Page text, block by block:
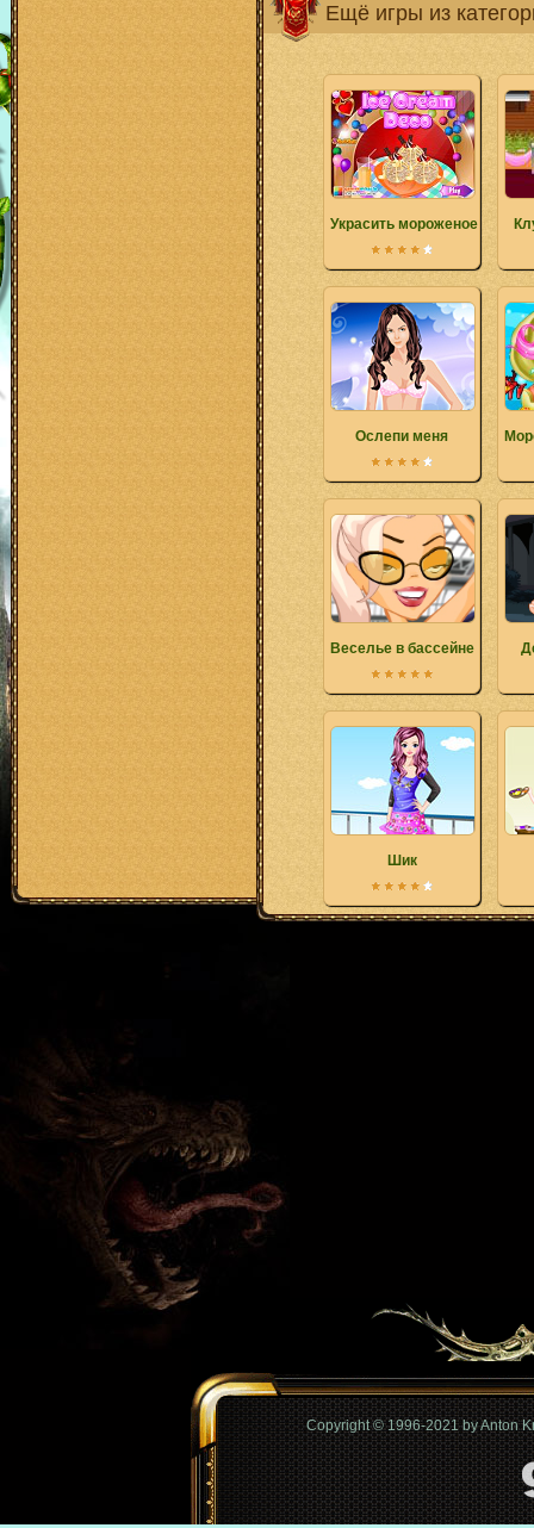
Ещё игры из
Украсить мороженое
Ослепи меня
Веселье в бассейне
Шик
Copyright © 1996-2021 by Anton